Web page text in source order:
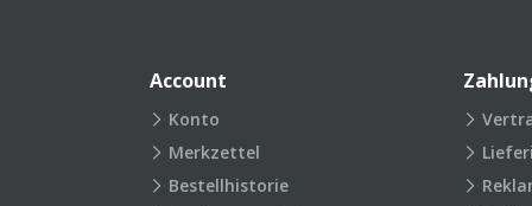
Account
Konto
Merkzettel
Bestellhistorie